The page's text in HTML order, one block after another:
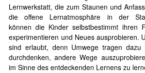
Lernwerkstatt, die zum Staunen und
die offene Lernatmosphäre in der
können die Kinder selbstbestimmt ihren
experimentieren und Neues ausprobieren.
sind erlaubt, denn Umwege tragen
durchdenken, andere Wege
im Sinne des entdeckenden Lernens zu